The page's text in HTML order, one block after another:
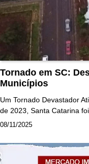
Tornado em SC:
Municípios
Um Tornado Devastador
de 2023, Santa Catarina
08/11/2025